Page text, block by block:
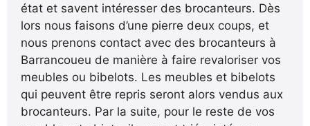
état et savent intéresser des brocanteurs. Dès
lors nous faisons d’une pierre deux coups, et
nous prenons contact avec des brocanteurs à
Barrancoueu de manière à faire revaloriser vos
meubles ou bibelots. Les meubles et bibelots
qui peuvent être repris seront alors vendus aux
brocanteurs. Par la suite, pour le reste de vos